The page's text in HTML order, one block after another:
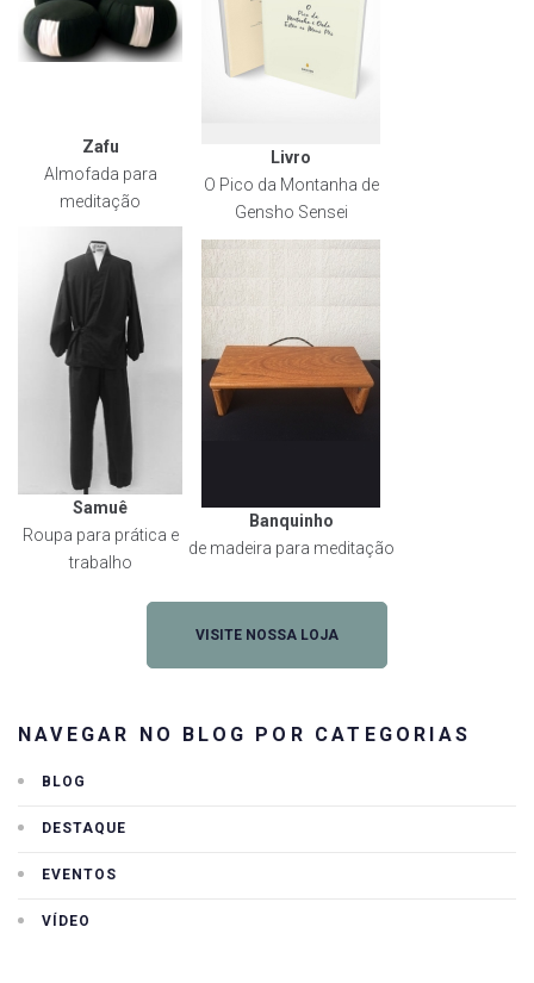
Zafu
Almofada para
meditação
Livro
O Pico da Montanha de
Gensho Sensei
Samuê
Roupa para prática e
trabalho
Banquinho
de madeira para meditação
VISITE NOSSA LOJA
NAVEGAR NO BLOG POR CATEGORIAS
BLOG
DESTAQUE
EVENTOS
VÍDEO